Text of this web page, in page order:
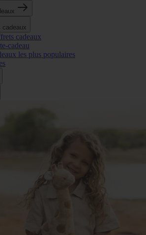
cadeaux
cadeaux
cadeau
les plus populaires